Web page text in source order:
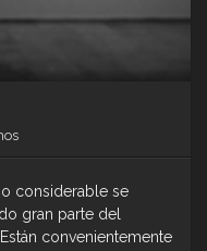
considerable se
gran parte del
convenientemente